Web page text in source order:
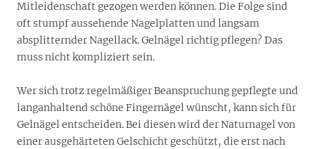
Mitleidenschaft gezogen werden können. Die Folge sind
oft stumpf aussehende Nagelplatten und langsam
absplitternder Nagellack. Gelnägel richtig pflegen? Das
muss nicht kompliziert sein.
Wer sich trotz regelmäßiger Beanspruchung gepflegte und
langanhaltend schöne Fingernägel wünscht, kann sich für
Gelnägel entscheiden. Bei diesen wird der Naturnagel von
einer ausgehärteten Gelschicht geschützt, die erst nach